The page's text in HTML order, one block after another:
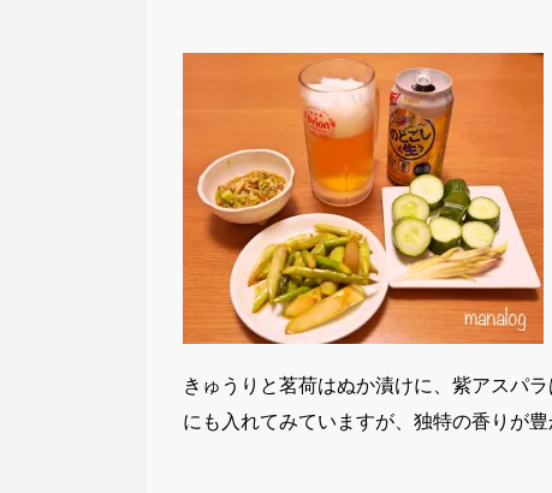
きゅうりと茗荷はぬか漬けに、紫アスパ
にも入れてみていますが、独特の香りが豊